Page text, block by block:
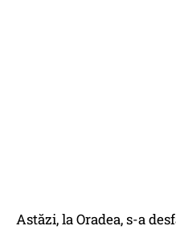
Astăzi, la Oradea, s-a